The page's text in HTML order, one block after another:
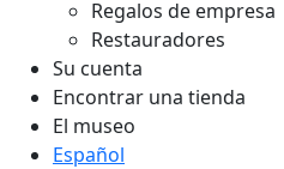
Regalos de empresa
Restauradores
Su cuenta
Encontrar una tienda
El museo
Español